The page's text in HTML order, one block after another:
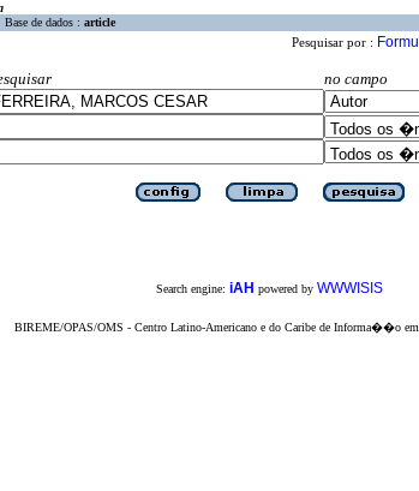
Base de dados : article
Pesquisar por :
no campo
Search engine: iAH powered by WWWISIS
BIREME/OPAS/OMS - Centro Latino-Americano e do Caribe de Informa��o